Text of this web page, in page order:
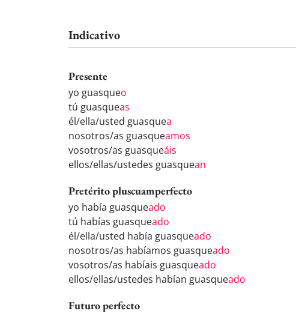
Indicativo
Presente
yo guasqueo
tú guasqueas
él/ella/usted guasquea
nosotros/as guasqueamos
vosotros/as guasqueáis
ellos/ellas/ustedes guasquean
Pretérito pluscuamperfecto
yo había guasqueado
tú habías guasqueado
él/ella/usted había guasqueado
nosotros/as habíamos guasqueado
vosotros/as habíais guasqueado
ellos/ellas/ustedes habían guasqueado
Futuro perfecto